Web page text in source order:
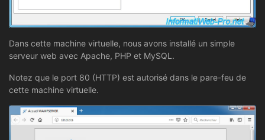
Dans cette machine virtuelle, nous avons installé un simple
serveur web avec Apache, PHP et MySQL.
Notez que le port 80 (HTTP) est autorisé dans le pare-feu de
cette machine virtuelle.